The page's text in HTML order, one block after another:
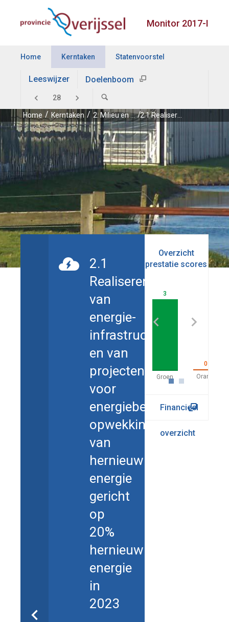
Monitor 2017-I
Home Kerntaken Statenvoorstel
Leeswijzer Doelenboom
Home Kerntaken 2. Milieu en energie
2.1
Realiseren
van
energie-
infrastructuur
en van
projecten
voor
energiebesparing,
opwekking
van
hernieuwbare
energie
gericht
op
20%
hernieuwbare
energie
in
2023
Overzicht
prestatie scores
3
0
Financieel
overzicht